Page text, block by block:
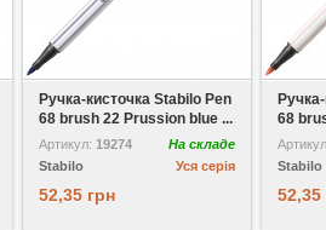
Ручка-кисточка Stabilo Pen
68 brush 22 Prussion blue ...
Артикул: 19274
На складе
Уся серія
Stabilo
52,35 грн
68
Stabilo
52,35